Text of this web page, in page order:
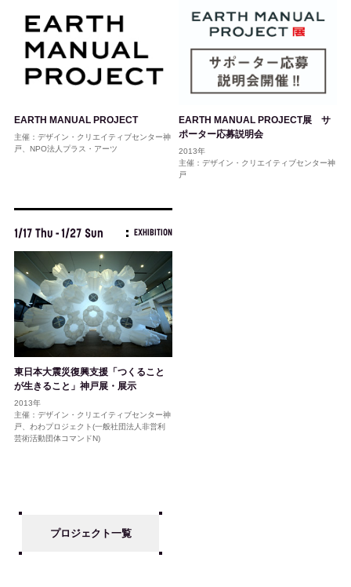
EARTH MANUAL PROJECT
主催：デザイン・クリエイティブセンター神
戸、NPO法人プラス・アーツ
EARTH MANUAL PROJECT展 サ
ポーター応募説明会
2013年
主催：デザイン・クリエイティブセンター神
戸
1/17 Thu - 1/27 Sun EXHIBITION
東日本大震災復興支援「つくること
が生きること」神戸展・展示
2013年
主催：デザイン・クリエイティブセンター神
戸、わわプロジェクト(一般社団法人非営利
芸術活動団体コマンドN)
プロジェクト一覧